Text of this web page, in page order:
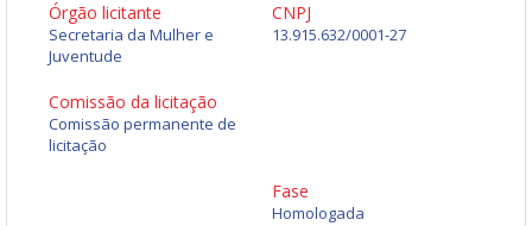
Órgão licitante
Secretaria da Mulher e
Juventude
CNPJ
13.915.632/0001-27
Comissão da licitação
Comissão permanente de
licitação
Fase
Homologada